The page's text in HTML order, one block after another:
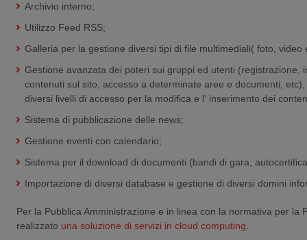
Archivio interno;
Utilizzo Feed RSS;
Galleria per la gestione diversi tipi di file multimediali( foto, video
Gestione avanzata dei poteri sui gruppi ed utenti (registrazione,
contenuti sul sito, accesso a determinate aree e documenti,
diversi livelli di accesso per la modifica e l' inserimento dei
Sistema di pubblicazione delle news;
Gestione eventi con calendario;
Sistema per il download di documenti (bandi di gara,
Importazione di diversi database e gestione di diversi domini
Per la Pubblica Amministrazione e in linea con la normativa per la
realizzato una soluzione di servizi in cloud computing